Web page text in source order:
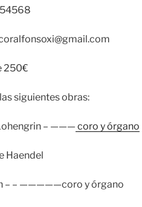
250€
siguientes obras:
– ——— coro y órgano
Haendel
– – —————coro y órgano